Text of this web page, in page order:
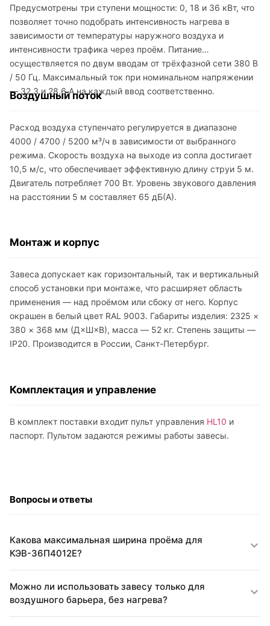
Предусмотрены три ступени мощности: 0, 18 и 36 кВт, что
позволяет точно подобрать интенсивность нагрева в
зависимости от температуры наружного воздуха и
интенсивности трафика через проём. Питание
осуществляется по двум вводам от трёхфазной сети 380 В
/ 50 Гц. Максимальный ток при номинальном напряжении
— 32,3 и 28,6 А на каждый ввод соответственно.
Воздушный поток
Расход воздуха ступенчато регулируется в диапазоне
4000 / 4700 / 5200 м³/ч в зависимости от выбранного
режима. Скорость воздуха на выходе из сопла достигает
10,5 м/с, что обеспечивает эффективную длину струи 5 м.
Двигатель потребляет 700 Вт. Уровень звукового давления
на расстоянии 5 м составляет 65 дБ(А).
Монтаж и корпус
Завеса допускает как горизонтальный, так и вертикальный
способ установки при монтаже, что расширяет область
применения — над проёмом или сбоку от него. Корпус
окрашен в белый цвет RAL 9003. Габариты изделия: 2325 ×
380 × 368 мм (Д×Ш×В), масса — 52 кг. Степень защиты —
IP20. Производится в России, Санкт-Петербург.
Комплектация и управление
В комплект поставки входит пульт управления HL10 и
паспорт. Пультом задаются режимы работы завесы.
Вопросы и ответы
Какова максимальная ширина проёма для
КЭВ-36П4012E?
Можно ли использовать завесу только для
воздушного барьера, без нагрева?